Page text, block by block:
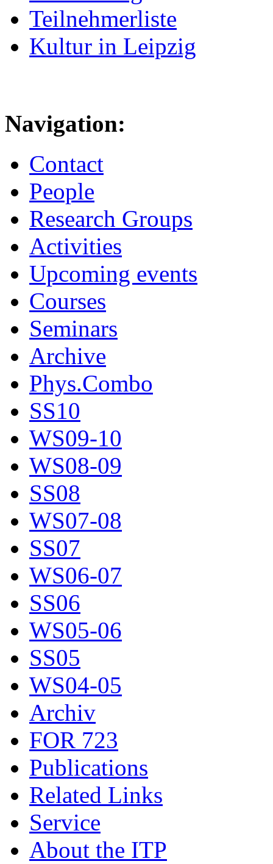
Teilnehmerliste
Kultur in Leipzig
Navigation:
Contact
People
Research Groups
Activities
Upcoming events
Courses
Seminars
Archive
Phys.Combo
SS10
WS09-10
WS08-09
SS08
WS07-08
SS07
WS06-07
SS06
WS05-06
SS05
WS04-05
Archiv
FOR 723
Publications
Related Links
Service
About the ITP